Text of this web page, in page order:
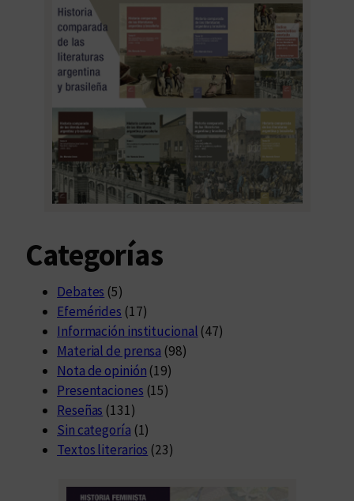
Categorías
Debates (5)
Efemérides (17)
Información institucional (47)
Material de prensa (98)
Nota de opinión (19)
Presentaciones (15)
Reseñas (131)
Sin categoría (1)
Textos literarios (23)